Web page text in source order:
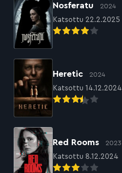
Nosferatu 2024
Katsottu 22.2.2025
Heretic 2024
Katsottu 14.12.2024
Red Rooms 2023
Katsottu 8.12.2024